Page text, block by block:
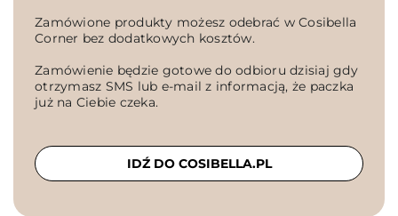
Zamówione produkty możesz odebrać w Cosibella
Corner bez dodatkowych kosztów.
Zamówienie będzie gotowe do odbioru dzisiaj gdy
otrzymasz SMS lub e-mail z informacją, że paczka
już na Ciebie czeka.
IDŹ DO COSIBELLA.PL